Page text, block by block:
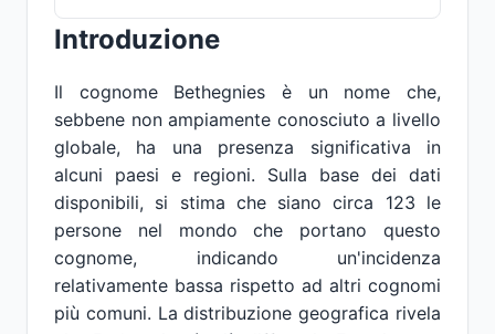
Introduzione
Il cognome Bethegnies è un nome che,
sebbene non ampiamente conosciuto a livello
globale, ha una presenza significativa in
alcuni paesi e regioni. Sulla base dei dati
disponibili, si stima che siano circa 123 le
persone nel mondo che portano questo
cognome, indicando un'incidenza
relativamente bassa rispetto ad altri cognomi
più comuni. La distribuzione geografica rivela